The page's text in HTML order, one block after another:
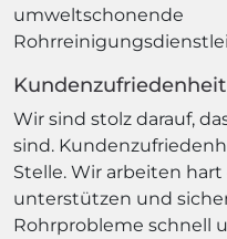
umweltschonende
Wir sind stolz darauf,
sind.
Stelle. Wir arbeiten
unterstützen und
Rohrprobleme schnell